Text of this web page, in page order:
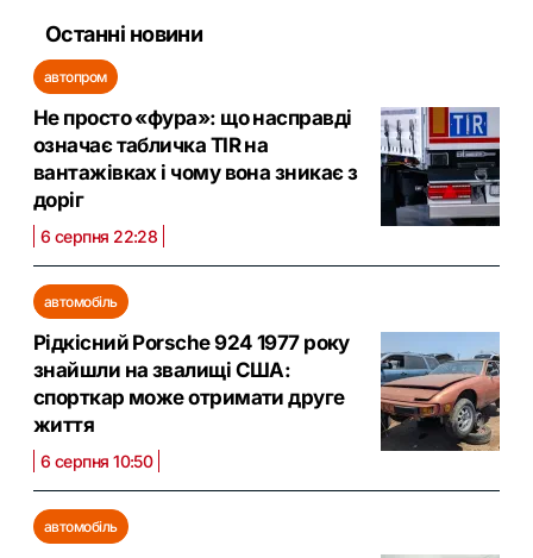
Останні новини
автопром
Не просто «фура»: що насправді
означає табличка TIR на
вантажівках і чому вона зникає з
доріг
6 серпня 22:28
автомобіль
Рідкісний Porsche 924 1977 року
знайшли на звалищі США:
спорткар може отримати друге
життя
6 серпня 10:50
автомобіль